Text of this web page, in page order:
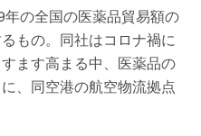
の全国の医薬品貿易額の
もの。同社はコロナ禍に
ます高まる中、医薬品の
、同空港の航空物流拠点